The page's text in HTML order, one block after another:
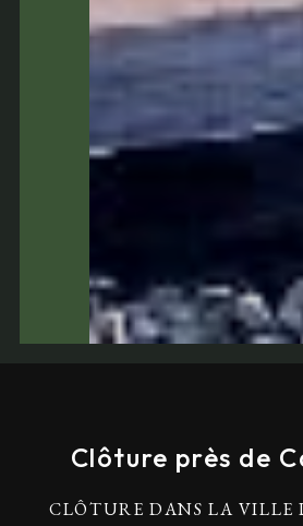
Clôture près de
CLÔTURE DANS LA VILLE